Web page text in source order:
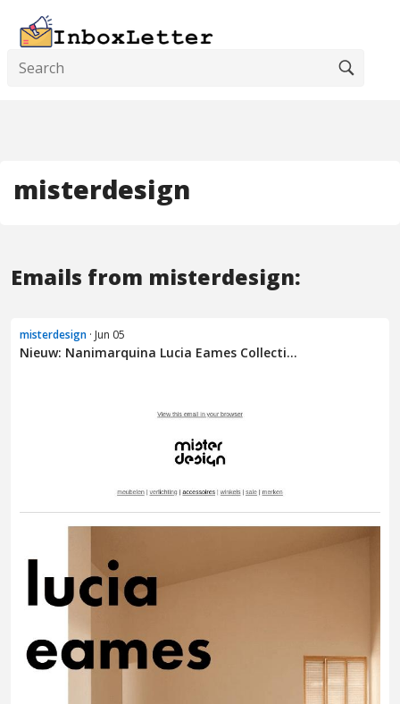
misterdesign
Emails from misterdesign:
misterdesign · Jun 05
Nieuw: Nanimarquina Lucia Eames Collecti...